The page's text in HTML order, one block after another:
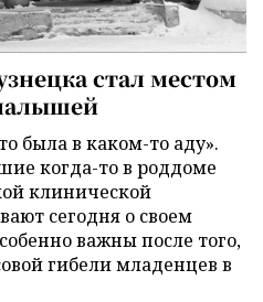
стал местом
была в каком-то аду».
когда-то в роддоме
клинической
сегодня о своем
важны после того,
гибели младенцев в